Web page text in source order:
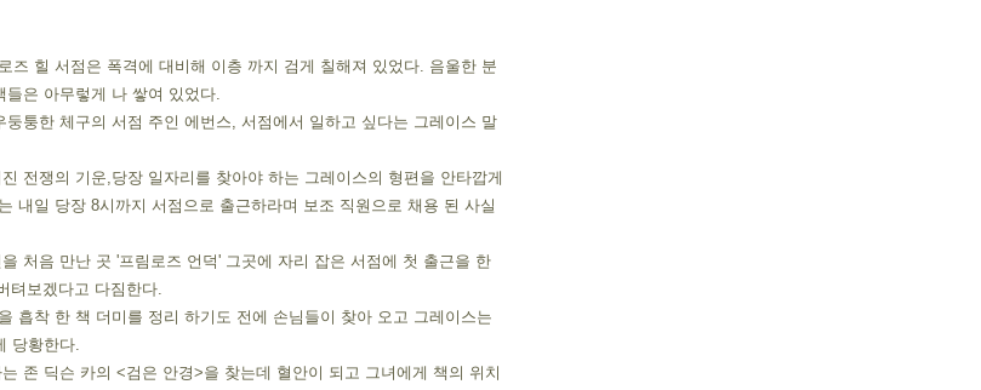
즈 힐 서점은 폭격에 대비해 이층 까지 검게 칠해져 있었다. 음울한 분
들은 아무렇게 나 쌓여 있었다.
둥퉁한 체구의 서점 주인 에번스, 서점에서 일하고 싶다는 그레이스 말
전쟁의 기운,당장 일자리를 찾아야 하는 그레이스의 형편을 안타깝게
내일 당장 8시까지 서점으로 출근하라며 보조 직원으로 채용 된 사실
처음 만난 곳 '프림로즈 언덕' 그곳에 자리 잡은 서점에 첫 출근을 한
텨보겠다고 다짐한다.
흡착 한 책 더미를 정리 하기도 전에 손님들이 찾아 오고 그레이스는
당황한다.
존 딕슨 카의 <검은 안경>을 찾는데 혈안이 되고 그녀에게 책의 위치